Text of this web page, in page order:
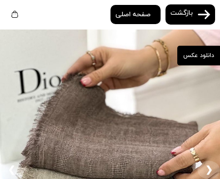
بازگشت صفحه اصلی
دانلود عکس
❯